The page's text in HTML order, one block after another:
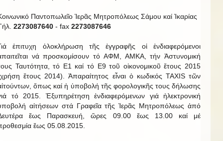
Παντοπωλεῖο Ἱερᾶς Μητροπόλεως Σάμου καί Ἰκαρίας
2273087640 - fax 2273087646
ἐπιτυχη ὁλοκλήρωση τῆς ἐγγραφῆς οἱ ἐνδιαφερόμενοι
νά προσκομίσουν τό ΑΦΜ, ΑΜΚΑ, τήν Ἀστυνομική
Ταυτότητα, τό Ε1 καί τό Ε9 τοῦ οἰκονομικοῦ ἔτους 2015
ἔτους 2014). Ἀπαραίτητος εἶναι ὁ κωδικός ΤΑΧΙS τῶν
ὅπως καί ἡ ὑποβολή τῆς φορολογικῆς τους δήλωσης
τό 2015. Ἐξυπηρέτηση ἐνδιαφερόμενων γιά ἠλεκτρονική
αἰτήσεων στά Γραφεῖα τῆς Ἱερᾶς Μητροπόλεως ἀπό
ἕως Παρασκευή, ὥρες 09.00 ἕως 13.00 καί μέ
ἕως 05.08.2015.